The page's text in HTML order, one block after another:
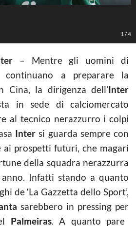
1 /4
– Mentre gli uomini di
continuano a preparare la
Cina, la dirigenza dell’Inter
in sede di calciomercato
al tecnico nerazzurro i colpi
Inter si guarda sempre con
ai prospetti futuri, che magari
della squadra nerazzurra
Infatti stando a quanto
de ‘La Gazzetta dello Sport’,
sarebbero in pressing per
Palmeiras. A quanto pare